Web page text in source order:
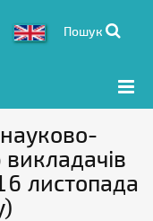
Пошук
науково-
листопада